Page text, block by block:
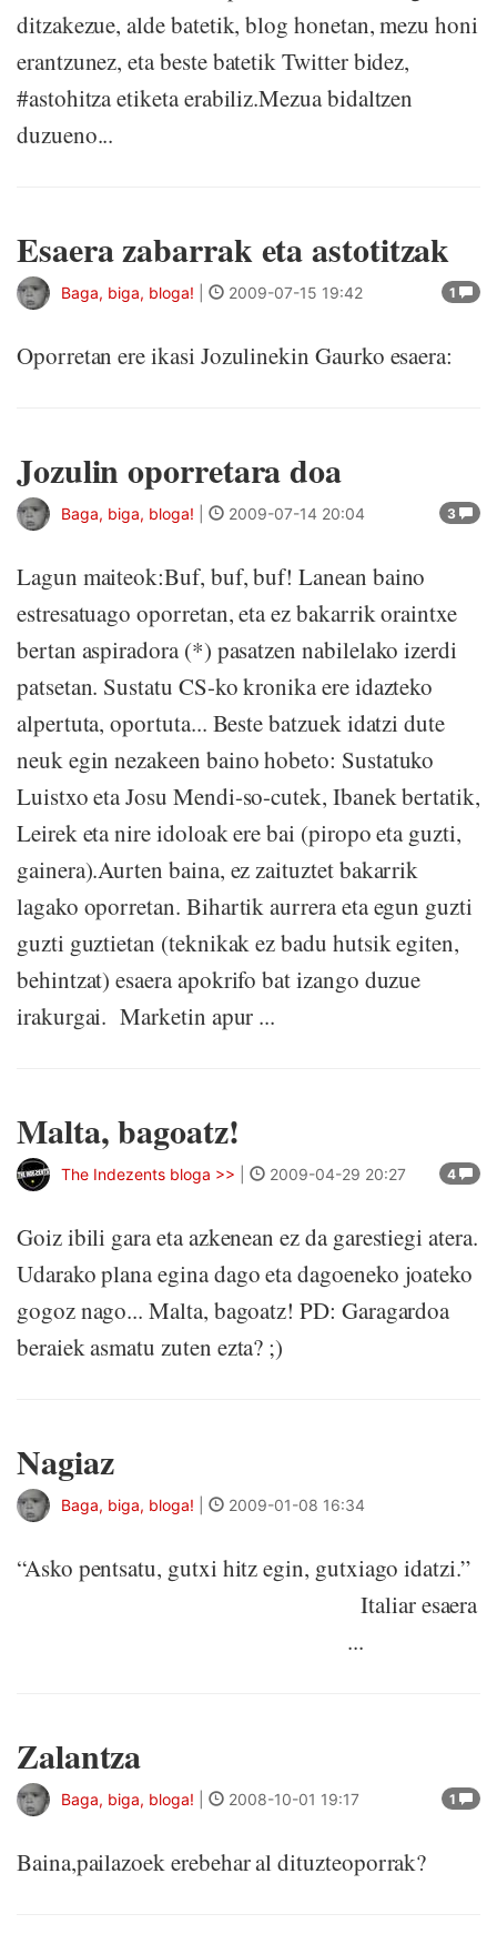
ditzakezue, alde batetik, blog honetan, mezu honi
erantzunez, eta beste batetik Twitter bidez,
#astohitza etiketa erabiliz.Mezua bidaltzen
duzueno...
Esaera zabarrak eta astotitzak
1
Baga, biga, bloga! 2009-07-15 19:42
Oporretan ere ikasi Jozulinekin Gaurko esaera:
Jozulin oporretara doa
3
Baga, biga, bloga! 2009-07-14 20:04
Lagun maiteok:Buf, buf, buf! Lanean baino
estresatuago oporretan, eta ez bakarrik oraintxe
bertan aspiradora (*) pasatzen nabilelako izerdi
patsetan. Sustatu CS-ko kronika ere idazteko
alpertuta, oportuta... Beste batzuek idatzi dute
neuk egin nezakeen baino hobeto: Sustatuko
Luistxo eta Josu Mendi-so-cutek, Ibanek bertatik,
Leirek eta nire idoloak ere bai (piropo eta guzti,
gainera).Aurten baina, ez zaituztet bakarrik
lagako oporretan. Bihartik aurrera eta egun guzti
guzti guztietan (teknikak ez badu hutsik egiten,
behintzat) esaera apokrifo bat izango duzue
irakurgai. Marketin apur ...
Malta, bagoatz!
4
The Indezents bloga >> 2009-04-29 20:27
Goiz ibili gara eta azkenean ez da garestiegi atera.
Udarako plana egina dago eta dagoeneko joateko
gogoz nago... Malta, bagoatz! PD: Garagardoa
beraiek asmatu zuten ezta? ;)
Nagiaz
Baga, biga, bloga! 2009-01-08 16:34
“Asko pentsatu, gutxi hitz egin, gutxiago idatzi.”
Italiar esaera
...
Zalantza
1
Baga, biga, bloga! 2008-10-01 19:17
Baina,pailazoek erebehar al dituzteoporrak?